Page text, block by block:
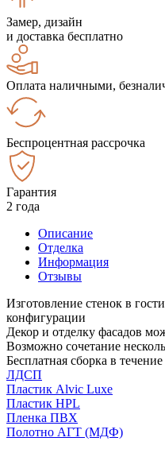
Замер, дизайн
и доставка бесплатно
Оплата наличными,
Беспроцентная рассрочка
Гарантия
2 года
Описание
Отделка
Информация
Отзывы
Изготовление стенок в
конфигурации
Декор и отделку фасадов
Возможно сочетание
Бесплатная сборка в
ЛДСП
Пластик Alvic Luxe
Пластик HPL
Пленка ПВХ
Полотно АГТ (МДФ)